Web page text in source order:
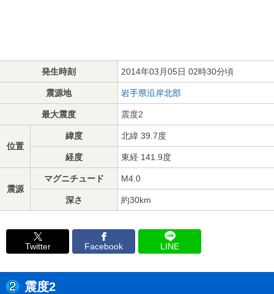
発生時刻 2014年03月05日 02時30分頃
震源地 岩手県沿岸北部
最大震度 震度2
位置
緯度 北緯 39.7度
経度 東経 141.9度
震源
マグニチュード M4.0
深さ 約30km
Twitter Facebook LINE
震度2